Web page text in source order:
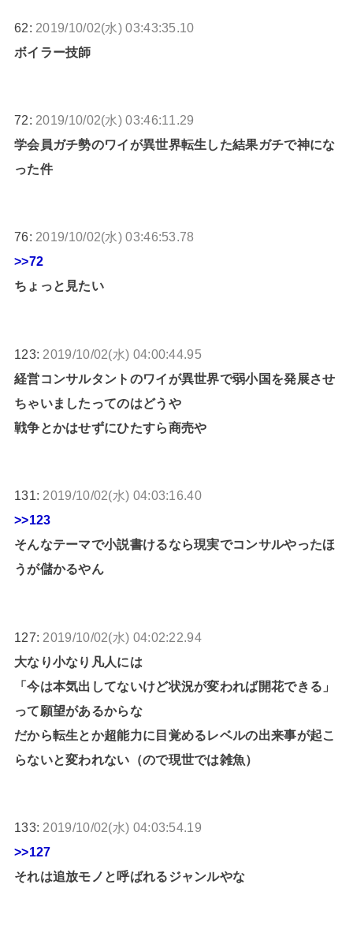
62: 2019/10/02(水) 03:43:35.10
ボイラー技師
72: 2019/10/02(水) 03:46:11.29
学会員ガチ勢のワイが異世界転生した結果ガチで神にな
った件
76: 2019/10/02(水) 03:46:53.78
>>72
ちょっと見たい
123: 2019/10/02(水) 04:00:44.95
経営コンサルタントのワイが異世界で弱小国を発展させ
ちゃいましたってのはどうや
戦争とかはせずにひたすら商売や
131: 2019/10/02(水) 04:03:16.40
>>123
そんなテーマで小説書けるなら現実でコンサルやったほ
うが儲かるやん
127: 2019/10/02(水) 04:02:22.94
大なり小なり凡人には
「今は本気出してないけど状況が変われば開花できる」
って願望があるからな
だから転生とか超能力に目覚めるレベルの出来事が起こ
らないと変われない（ので現世では雑魚）
133: 2019/10/02(水) 04:03:54.19
>>127
それは追放モノと呼ばれるジャンルやな